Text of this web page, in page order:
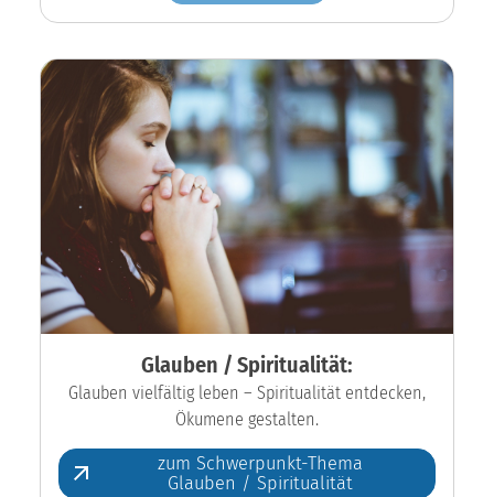
Glauben / Spiritualität:
Glauben vielfältig leben – Spiritualität entdecken,
Ökumene gestalten.
zum Schwerpunkt-Thema
Glauben / Spiritualität